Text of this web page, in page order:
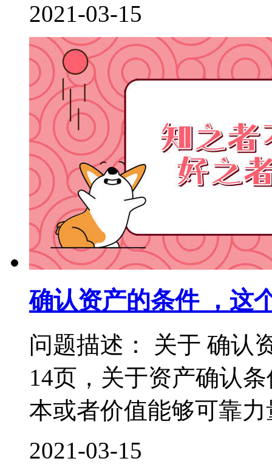
2021-03-15
确认资产的条件 ，这
问题描述： 关于 确认
14页，关于资产确认
本或者价值能够可靠
2021-03-15